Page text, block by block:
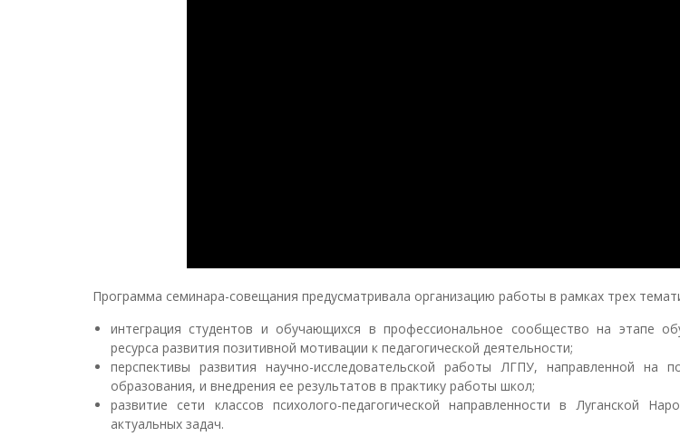
Программа семинара-совещания предусматривала организацию работы в рамках трех
интеграция студентов и обучающихся в профессиональное сообщество на этапе
ресурса развития позитивной мотивации к педагогической деятельности;
перспективы развития научно-исследовательской работы ЛГПУ, направленной на
образования, и внедрения ее результатов в практику работы школ;
развитие сети классов психолого-педагогической направленности в Луганской
актуальных задач.